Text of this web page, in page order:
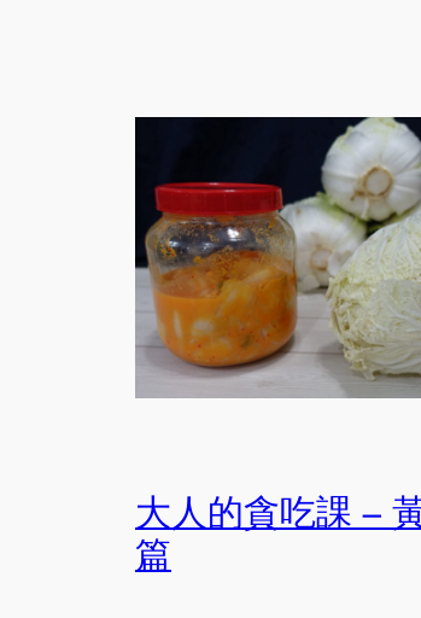
大人的貪吃課 –
篇